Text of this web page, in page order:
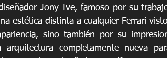
Jony Ive, famoso por su
estética distinta a cualquier Ferrari
sino también por su
arquitectura completamente nueva